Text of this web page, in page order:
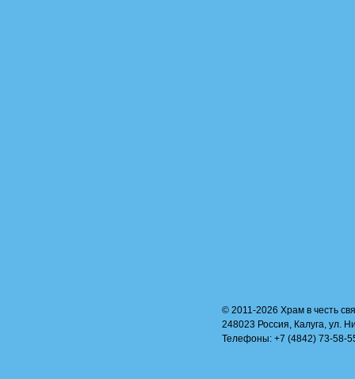
© 2011-2026 Храм в честь
248023 Россия, Калуга, ул.
Телефоны: +7 (4842) 73-58-